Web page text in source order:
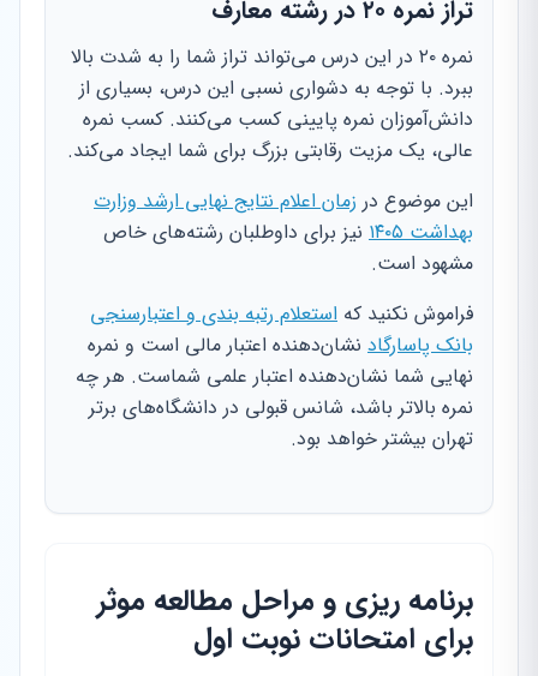
تراز نمره ۲۰ در رشته معارف
نمره ۲۰ در این درس می‌تواند تراز شما را به شدت بالا
ببرد. با توجه به دشواری نسبی این درس، بسیاری از
دانش‌آموزان نمره پایینی کسب می‌کنند. کسب نمره
عالی، یک مزیت رقابتی بزرگ برای شما ایجاد می‌کند.
این موضوع در زمان اعلام نتایج نهایی ارشد وزارت
بهداشت ۱۴۰۵
نیز برای داوطلبان رشته‌های خاص
مشهود است.
فراموش نکنید که استعلام رتبه بندی و اعتبارسنجی
بانک پاسارگاد نشان‌دهنده اعتبار مالی است و نمره
نهایی شما نشان‌دهنده اعتبار علمی شماست. هر چه
نمره بالاتر باشد، شانس قبولی در دانشگاه‌های برتر
تهران بیشتر خواهد بود.
برنامه ریزی و مراحل مطالعه موثر
برای امتحانات نوبت اول